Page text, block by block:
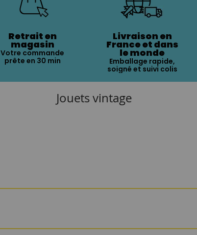
Retrait en
magasin
Votre commande
prête en 30 min
Livraison en
France et dans
le monde
Emballage rapide,
soigné et suivi colis
Jouets vintage